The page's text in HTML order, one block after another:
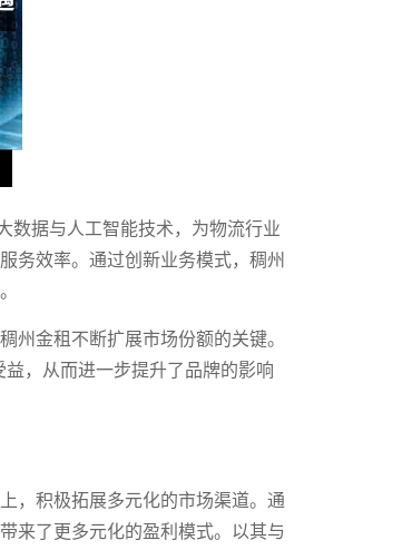
数据与人工智能技术，为物流行业
务效率。通过创新业务模式，稠州
金租不断扩展市场份额的关键。
，从而进一步提升了品牌的影响
，积极拓展多元化的市场渠道。通
来了更多元化的盈利模式。以其与